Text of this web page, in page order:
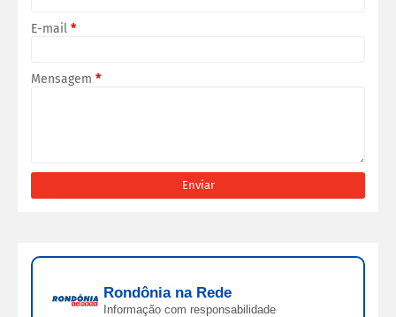
E-mail *
Mensagem *
Rondônia na Rede
Informação com responsabilidade